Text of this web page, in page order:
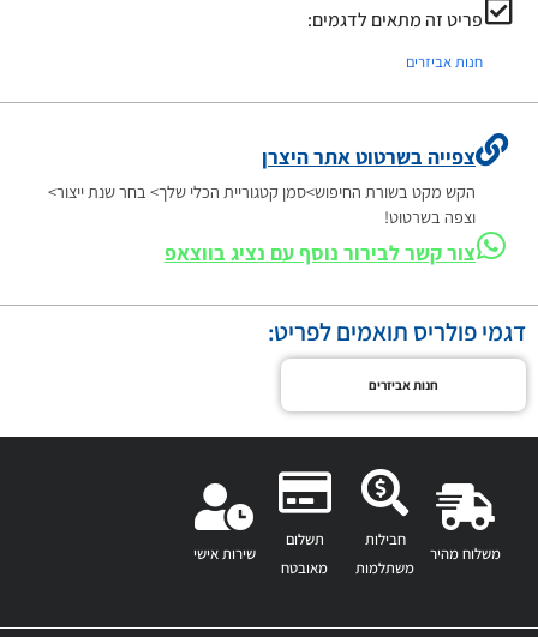
פריט זה מתאים לדגמים:
חנות אביזרים
צפייה בשרטוט אתר היצרן
הקש מקט בשורת החיפוש>סמן קטגוריית הכלי שלך> בחר שנת ייצור>
וצפה בשרטוט!
צור קשר לבירור נוסף עם נציג בווצאפ
דגמי פולריס תואמים לפריט:
חנות אביזרים
משלוח מהיר
חבילות
משתלמות
תשלום
מאובטח
שירות אישי